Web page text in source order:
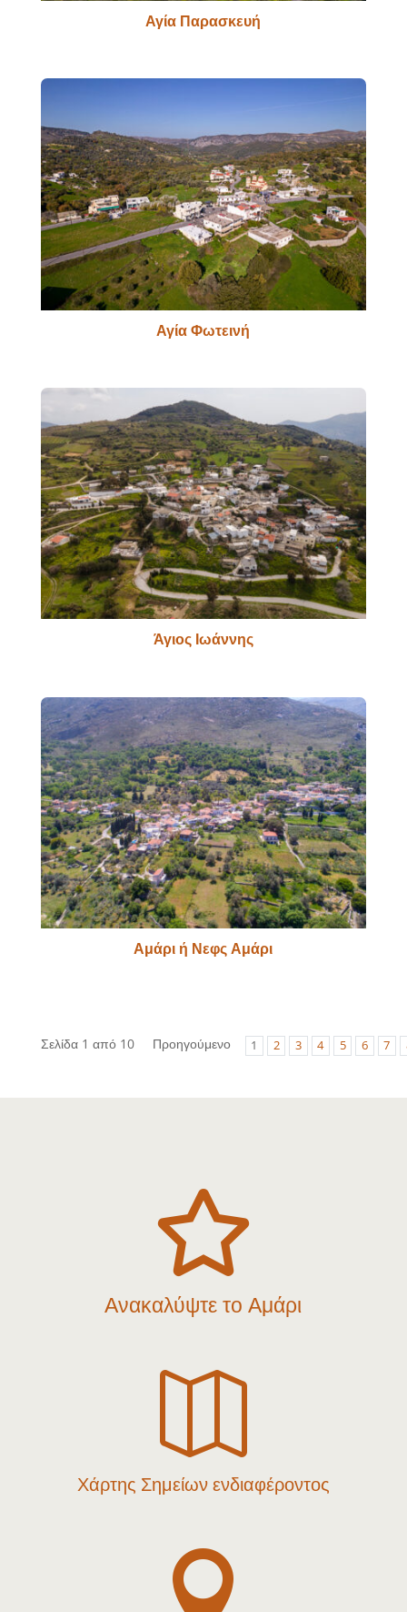
Αγία Παρασκευή
Αγία Φωτεινή
Άγιος Ιωάννης
Αμάρι ή Νεφς Αμάρι
Σελίδα 1 από 10 Προηγούμενο 1 2 3 4 5 6 7

Ανακαλύψτε το Αμάρι

Χάρτης Σημείων ενδιαφέροντος
